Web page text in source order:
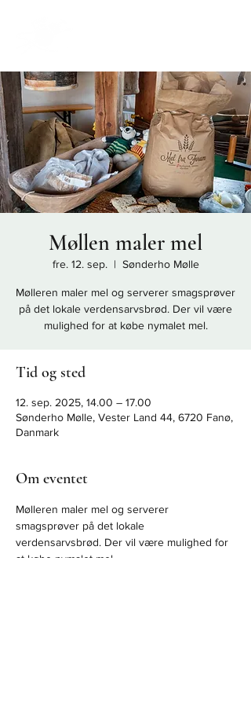
Møllen maler mel
fre. 12. sep.
  |
Sønderho Mølle
Mølleren maler mel og serverer smagsprøver
på det lokale verdensarvsbrød. Der vil være
mulighed for at købe nymalet mel.
Tid og sted
12. sep. 2025, 14.00 – 17.00
Sønderho Mølle, Vester Land 44, 6720 Fanø,
Danmark
Om eventet
Mølleren maler mel og serverer
smagsprøver på det lokale
verdensarvsbrød. Der vil være mulighed for
at købe nymalet mel.